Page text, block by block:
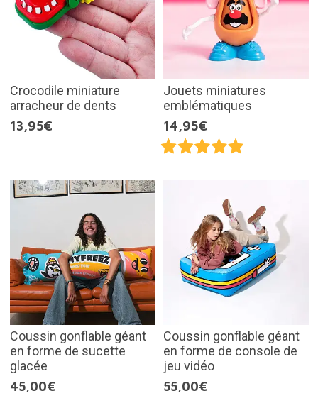
Crocodile miniature
arracheur de dents
13,95€
Jouets miniatures
emblématiques
14,95€
Coussin gonflable géant
en forme de sucette
glacée
45,00€
Coussin gonflable géant
en forme de console de
jeu vidéo
55,00€